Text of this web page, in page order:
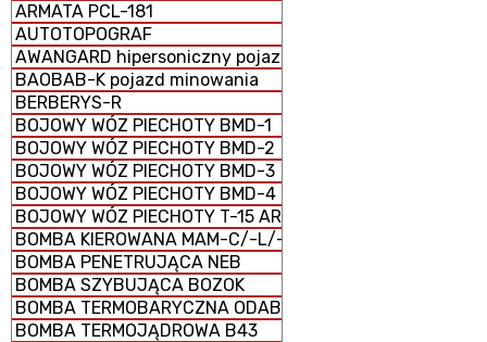
ARMATA PCL-181
AUTOTOPOGRAF
AWANGARD hipersoniczny pojazd szybujący
BAOBAB-K pojazd minowania
BERBERYS-R
BOJOWY WÓZ PIECHOTY BMD-1
BOJOWY WÓZ PIECHOTY BMD-2
BOJOWY WÓZ PIECHOTY BMD-3
BOJOWY WÓZ PIECHOTY BMD-4
BOJOWY WÓZ PIECHOTY T-15 ARMATA (CIĘŻKI)
BOMBA KIEROWANA MAM-C/-L/-T
BOMBA PENETRUJĄCA NEB
BOMBA SZYBUJĄCA BOZOK
BOMBA TERMOBARYCZNA ODAB-1500
BOMBA TERMOJĄDROWA B43